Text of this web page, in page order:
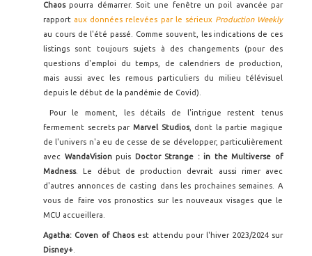
Chaospourra démarrer. Soit une fenêtre un poil avancée par
rapport aux données relevées par le sérieux Production Weekly
au cours de l'été passé. Comme souvent, les indications de ces
listings sont toujours sujets à des changements (pour des
questions d'emploi du temps, de calendriers de production,
mais aussi avec les remous particuliers du milieu télévisuel
depuis le début de la pandémie de Covid).
Pour le moment, les détails de l'intrigue restent tenus
fermement secrets par Marvel Studios, dont la partie magique
de l'univers n'a eu de cesse de se développer, particulièrement
avec WandaVisionpuis
Doctor Strange : in the Multiverse of
Madness. Le début de production devrait aussi rimer avec
d'autres annonces de casting dans les prochaines semaines. A
vous de faire vos pronostics sur les nouveaux visages que le
MCU accueillera.
Agatha: Coven of Chaos est attendu pour l'hiver 2023/2024 sur
Disney+